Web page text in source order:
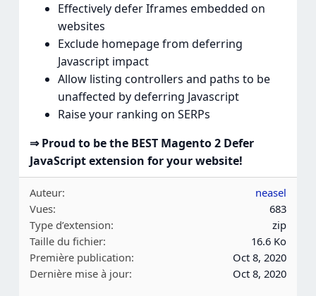
Effectively defer Iframes embedded on
websites
Exclude homepage from deferring
Javascript impact
Allow listing controllers and paths to be
unaffected by deferring Javascript
Raise your ranking on SERPs
⇒ Proud to be the BEST Magento 2 Defer
JavaScript extension for your website!
Auteur
neasel
Vues
683
Type d’extension
zip
Taille du fichier
16.6 Ko
Première publication
Oct 8, 2020
Dernière mise à jour
Oct 8, 2020